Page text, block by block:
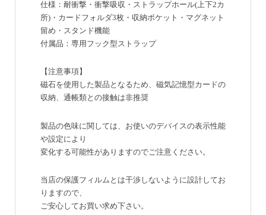
仕様：耐衝撃・衝撃吸収・ストラップホール(上下2カ
所)・カードフォルダ3枚・収納ポケット・マグネット
留め・スタンド機能
付属品：専用フック型ストラップ
【注意事項】
磁石を使用した製品となるため、磁気記憶型カードの
収納、通帳類との接触は非推奨
製品の色味に関しては、お使いのデバイスの表示性能
や設定により
変化する可能性がありますのでご注意ください。
当店の保護フィルムとは干渉しないように設計してお
りますので、
ご安心してお買い求め下さい。